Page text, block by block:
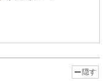
隠す